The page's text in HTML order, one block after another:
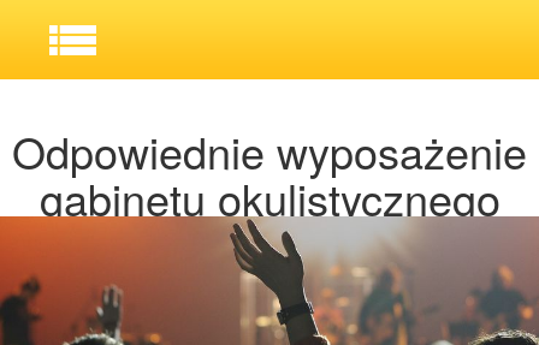
Odpowiednie wyposażenie
gabinetu okulistycznego